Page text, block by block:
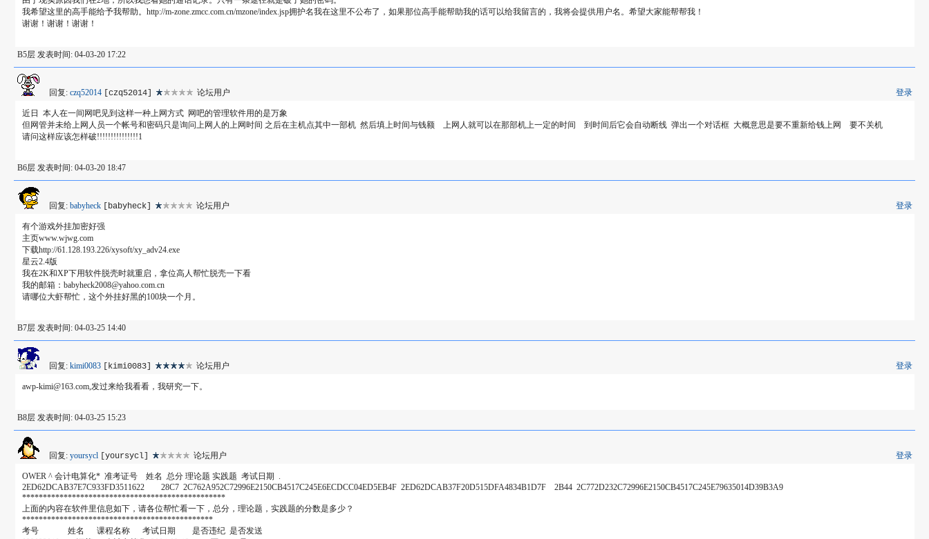
我希望这里的高手能给予我帮助。http://m-zone.zmcc.com.cn/mzone/index.jsp拥护名我在这里不公布了，如果那位高手能帮助我的话可以给我留言的，我将会提供用户名。希望大家能帮帮我！
谢谢！谢谢！谢谢！
B5层 发表时间: 04-03-20 17:22
回复: czq52014 [czq52014] 论坛用户 登录
近日 本人在一间网吧见到这样一种上网方式 网吧的管理软件用的是万象
但网管并未给上网人员一个帐号和密码只是询问上网人的上网时间 之后在主机点其中一部机 然后填上时间与钱额 上网人就可以在那部机上一定的时间 到时间后它会自动断线 弹出一个对话框 大概意思是要不重新给钱上网 要不关机
请问这样应该怎样破!!!!!!!!!!!!!!!1
B6层 发表时间: 04-03-20 18:47
回复: babyheck [babyheck] 论坛用户 登录
有个游戏外挂加密好强
主页www.wjwg.com
下载http://61.128.193.226/xysoft/xy_adv24.exe
星云2.4版
我在2K和XP下用软件脱壳时就重启，拿位高人帮忙脱壳一下看
我的邮箱：babyheck2008@yahoo.com.cn
请哪位大虾帮忙，这个外挂好黑的100块一个月。
B7层 发表时间: 04-03-25 14:40
回复: kimi0083 [kimi0083] 论坛用户 登录
awp-kimi@163.com,发过来给我看看，我研究一下。
B8层 发表时间: 04-03-25 15:23
回复: yoursycl [yoursycl] 论坛用户 登录
OWER ^ 会计电算化* 准考证号 姓名 总分 理论题 实践题 考试日期 .
2ED62DCAB37E7C933FD3511622 28C7 2C762A952C72996E2150CB4517C245E6ECDCC04ED5EB4F 2ED62DCAB37F20D515DFA4834B1D7F 2B44 2C772D232C72996E2150CB4517C245E79635014D39B3A9
*************************************************
上面的内容在软件里信息如下，请各位帮忙看一下，总分，理论题，实践题的分数是多少？
**********************************************
考号 姓名 课程名称 考试日期 是否违纪 是否发送